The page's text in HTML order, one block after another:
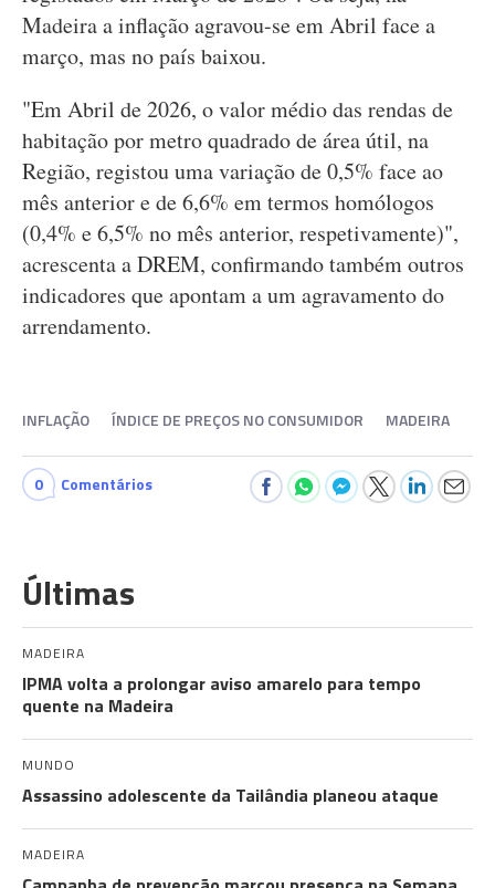
Madeira a inflação agravou-se em Abril face a
março, mas no país baixou.
"Em Abril de 2026, o valor médio das rendas de
habitação por metro quadrado de área útil, na
Região, registou uma variação de 0,5% face ao
mês anterior e de 6,6% em termos homólogos
(0,4% e 6,5% no mês anterior, respetivamente)",
acrescenta a DREM, confirmando também outros
indicadores que apontam a um agravamento do
arrendamento.
INFLAÇÃO ÍNDICE DE PREÇOS NO CONSUMIDOR MADEIRA
0 Comentários
Últimas
MADEIRA
IPMA volta a prolongar aviso amarelo para tempo
quente na Madeira
MUNDO
Assassino adolescente da Tailândia planeou ataque
MADEIRA